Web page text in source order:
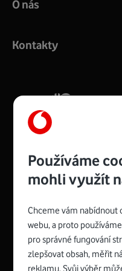
COMPAL CH7465VF
silný signál pro celou
Více o COMPAL CH7465VF
Zyxel VMG8623-T50B:
Rozměry modemu jsou
Spojte
O nás
Kontakty
Používáme
mohli využít
Chceme vám nabídnout
webu, a proto
pro správné fungování
zlepšovat obsah, měřit
reklamu. Svůj výběr